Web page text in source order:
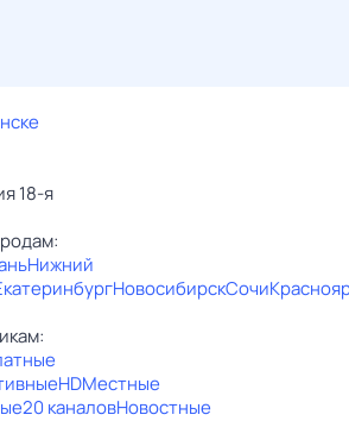
18-я
Нижний
НовосибирскСочи
HDМестные
20 каналовНовостные